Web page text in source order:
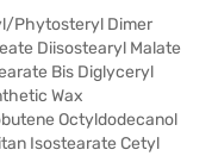
Phytosteryl Dimer
Diisostearyl Malate
Bis Diglyceryl
Wax
Octyldodecanol
Isostearate Cetyl